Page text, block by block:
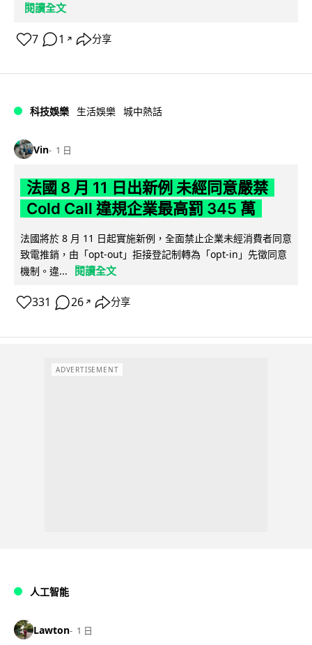
閱讀全文
7 1 ↗ 分享
科技娛樂 生活娛樂 城中熱話
Vin 1 日
法國 8 月 11 日出新例 未經同意嚴禁
Cold Call 違規企業最高罰 345 萬
法國將於 8 月 11 日起實施新例，全面禁止企業未經消費者同意
致電推銷，由「opt-out」拒接登記制轉為「opt-in」先徵同意
機制。違...
閱讀全文
331 26 ↗ 分享
ADVERTISEMENT
人工智能
Lawton 1 日